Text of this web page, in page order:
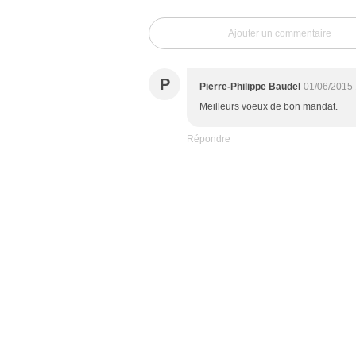
Ajouter un commentaire
P Pierre-Philippe Baudel 01/06/2015
Meilleurs voeux de bon mandat.
Répondre